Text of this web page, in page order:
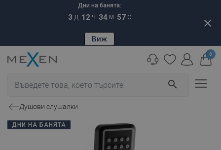
Дни на банята:
3 Д 12 Ч 34 М 56 С
Виж
close
search
0
Душови слушалки
ДНИ НА БАНЯТА